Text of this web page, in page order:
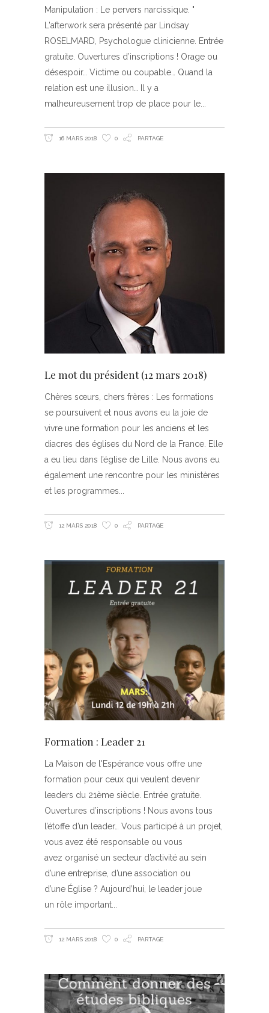
Manipulation : Le pervers narcissique. "
L'afterwork sera présenté par Lindsay
ROSELMARD, Psychologue clinicienne. Entrée
gratuite. Ouvertures d’inscriptions ! Orage ou
désespoir… Victime ou coupable… Quand la
relation est une illusion… Il y a
malheureusement trop de place pour le
16 MARS 2018 0 PARTAGE
Le mot du président (12 mars 2018)
Chères sœurs, chers frères : Les formations
se poursuivent et nous avons eu la joie de
vivre une formation pour les anciens et les
diacres des églises du Nord de la France. Elle
a eu lieu dans l’église de Lille. Nous avons eu
également une rencontre pour les ministères
et les programmes
12 MARS 2018 0 PARTAGE
Formation : Leader 21
La Maison de l'Espérance vous offre une
formation pour ceux qui veulent devenir
leaders du 21ème siècle. Entrée gratuite.
Ouvertures d’inscriptions ! Nous avons tous
l’étoffe d’un leader… Vous participé à un projet,
vous avez été responsable ou vous
avez organisé un secteur d’activité au sein
d’une entreprise, d’une association ou
d’une Église ? Aujourd’hui, le leader joue
un rôle important
12 MARS 2018 0 PARTAGE